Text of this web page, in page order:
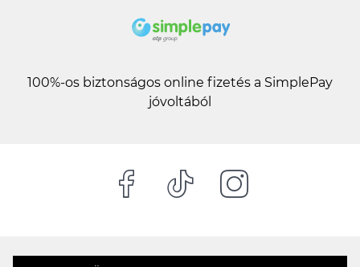
100%-os biztonságos online fizetés a SimplePay
jóvoltából